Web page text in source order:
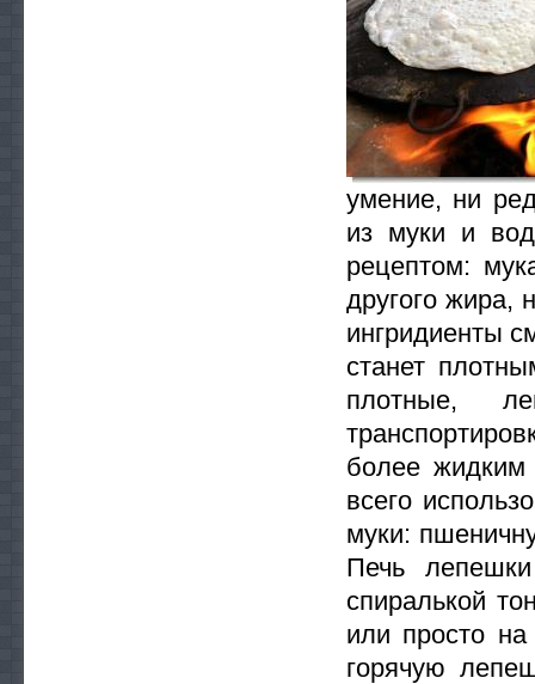
умение, ни
из муки и
рецептом:
другого жира,
ингридиенты
станет
плотные,
более жидким
всего
муки:
Печь
спиралькой
или просто
горячую